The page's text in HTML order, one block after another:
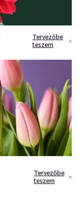
Tervezőbe
teszem
Tervezőbe
teszem